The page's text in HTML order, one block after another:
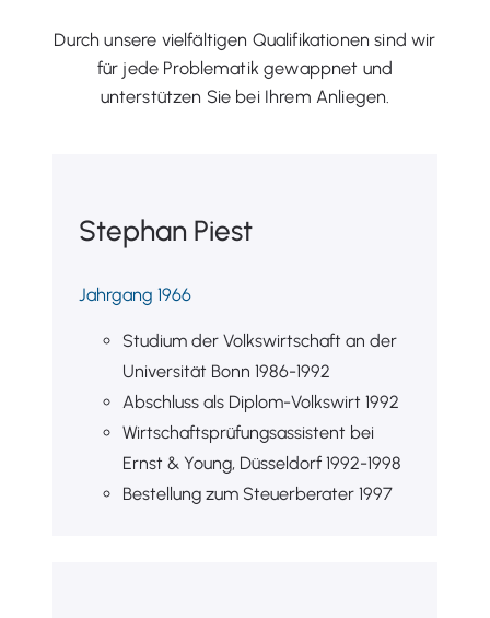
Durch unsere vielfältigen Qualifikationen sind wir
für jede Problematik gewappnet und
unterstützen Sie bei Ihrem Anliegen.
Stephan Piest
Jahrgang 1966
Studium der Volkswirtschaft an der
Universität Bonn 1986-1992
Abschluss als Diplom-Volkswirt 1992
Wirtschaftsprüfungsassistent bei
Ernst & Young, Düsseldorf 1992-1998
Bestellung zum Steuerberater 1997